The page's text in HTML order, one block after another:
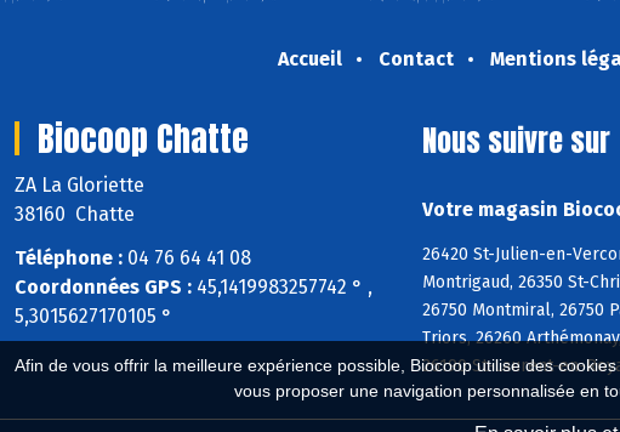
Afin de vous offrir la meilleure expérience possible, Biocoop utilise des
vous proposer une navigation personnalisée en
Accueil Contact Mentions
Biocoop Chatte
ZA La Gloriette
38160 Chatte
Téléphone : 04 76 64 41 08
Coordonnées GPS : 45,1419983257742 ° ,
5,3015627170105 °
Nous suivre sur
Votre magasin
26420 St-Julien-en-
Montrigaud, 26350 St-
26750 Montmiral, 26750
Triors, 26260
26190 St-Laurent-en-